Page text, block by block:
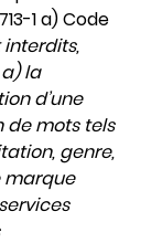
1 a) Code
interdits,
la
d’une
de mots tels
genre,
marque